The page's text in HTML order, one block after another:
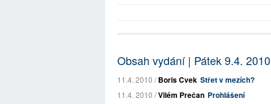
Obsah vydání | Pátek 9.4. 2010
11.4. 2010 /Boris Cvek Střet v mezích?
11.4. 2010 /Vilém Prečan Prohlášení